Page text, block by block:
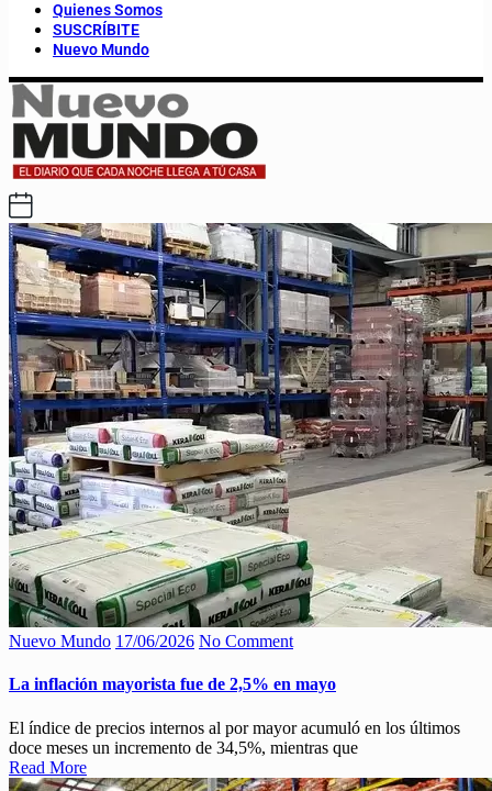
Quienes Somos
SUSCRÍBITE
Nuevo Mundo
Nuevo Mundo 17/06/2026 No Comment
La inflación mayorista fue de 2,5% en mayo
El índice de precios internos al por mayor acumuló en los últimos
doce meses un incremento de 34,5%, mientras que
Read More